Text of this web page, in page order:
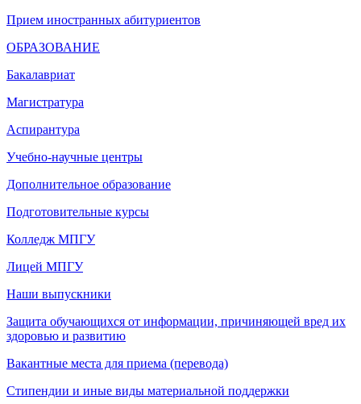
Прием иностранных абитуриентов
ОБРАЗОВАНИЕ
Бакалавриат
Магистратура
Аспирантура
Учебно-научные центры
Дополнительное образование
Подготовительные курсы
Колледж МПГУ
Лицей МПГУ
Наши выпускники
Защита обучающихся от информации, причиняющей вред их
здоровью и развитию
Вакантные места для приема (перевода)
Стипендии и иные виды материальной поддержки